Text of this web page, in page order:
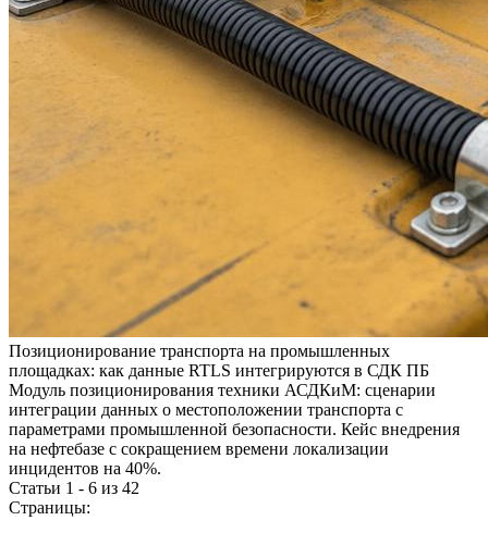
Позиционирование транспорта на промышленных
площадках: как данные RTLS интегрируются в СДК ПБ
Модуль позиционирования техники АСДКиМ: сценарии
интеграции данных о местоположении транспорта с
параметрами промышленной безопасности. Кейс внедрения
на нефтебазе с сокращением времени локализации
инцидентов на 40%.
Статьи 1 - 6 из 42
Страницы: